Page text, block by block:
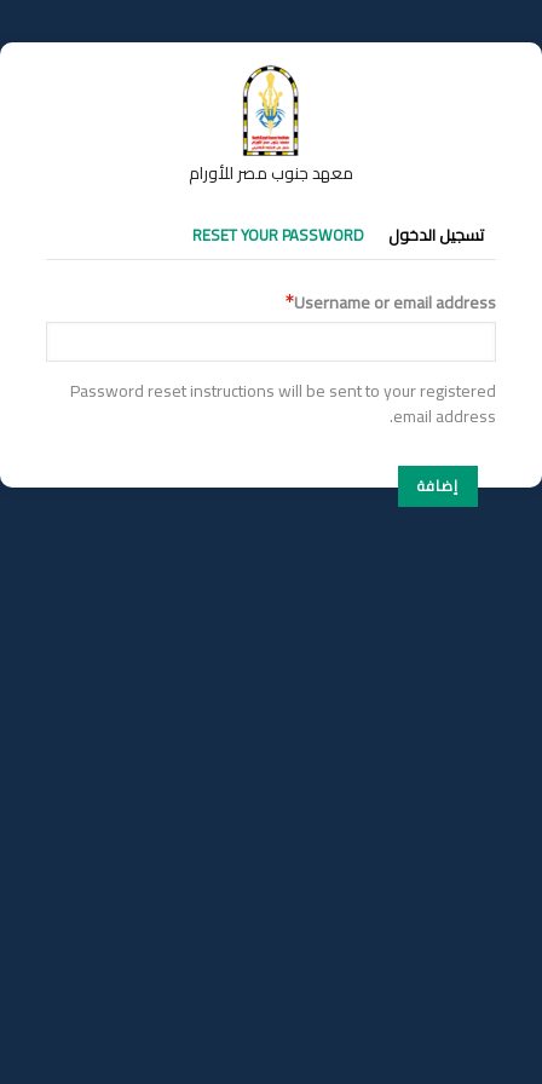
إلى
المحتوى
معهد جنوب مصر للأورام
التبويبات
الأساسية
تسجيل الدخول RESET YOUR PASSWORD
Username or email address
Password reset instructions will be sent to your registered
email address.